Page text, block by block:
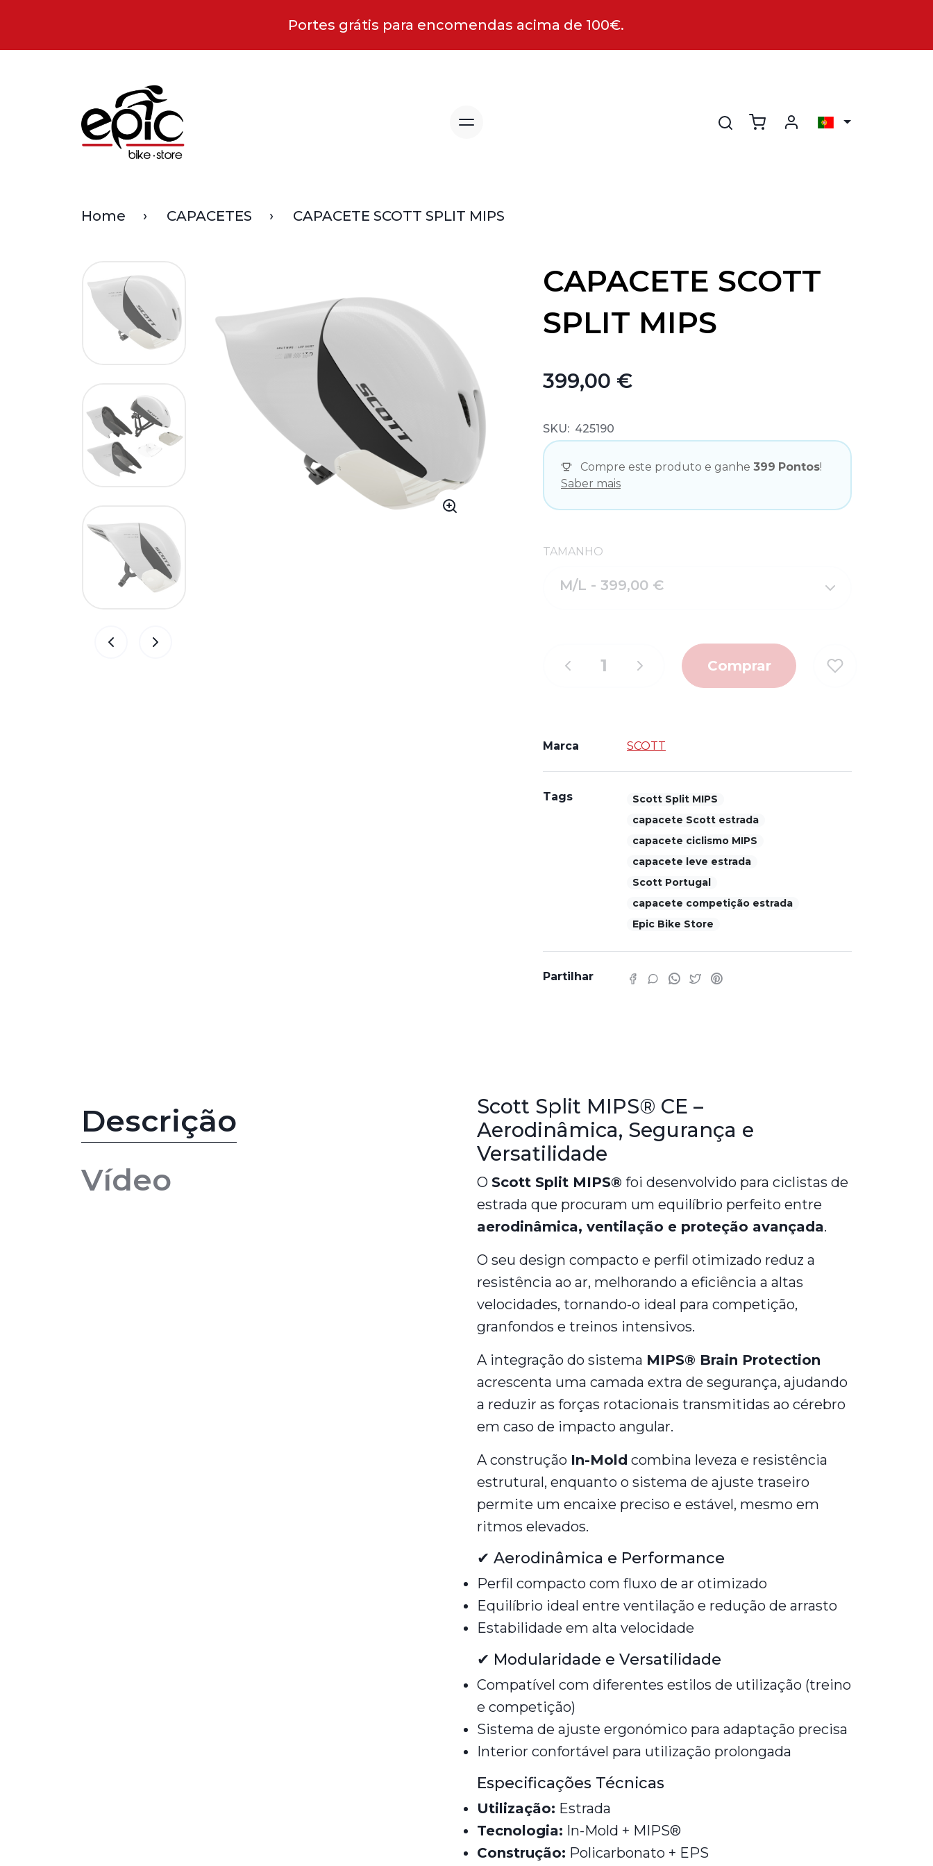
Portes grátis para encomendas acima de 100€.
Home CAPACETES CAPACETE SCOTT SPLIT MIPS
CAPACETE SCOTT
SPLIT MIPS
399,00 €
SKU: 425190
Compre este produto e ganhe 399 Pontos!
Saber mais
TAMANHO
M/L - 399,00 €
Comprar
Marca SCOTT
Tags
Scott Split MIPS
capacete Scott estrada
capacete ciclismo MIPS
capacete leve estrada
Scott Portugal
capacete competição estrada
Epic Bike Store
Partilhar
Descrição
Vídeo
Scott Split MIPS® CE –
Aerodinâmica, Segurança e
Versatilidade
O Scott Split MIPS® foi desenvolvido para ciclistas de
estrada que procuram um equilíbrio perfeito entre
aerodinâmica, ventilação e proteção avançada.
O seu design compacto e perfil otimizado reduz a
resistência ao ar, melhorando a eficiência a altas
velocidades, tornando-o ideal para competição,
granfondos e treinos intensivos.
A integração do sistema MIPS® Brain Protection
acrescenta uma camada extra de segurança, ajudando
a reduzir as forças rotacionais transmitidas ao cérebro
em caso de impacto angular.
A construção In-Mold combina leveza e resistência
estrutural, enquanto o sistema de ajuste traseiro
permite um encaixe preciso e estável, mesmo em
ritmos elevados.
✔ Aerodinâmica e Performance
Perfil compacto com fluxo de ar otimizado
Equilíbrio ideal entre ventilação e redução de arrasto
Estabilidade em alta velocidade
✔ Modularidade e Versatilidade
Compatível com diferentes estilos de utilização (treino
e competição)
Sistema de ajuste ergonómico para adaptação precisa
Interior confortável para utilização prolongada
Especificações Técnicas
Utilização: Estrada
Tecnologia: In-Mold + MIPS®
Construção: Policarbonato + EPS